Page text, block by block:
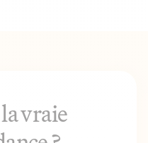
vraie